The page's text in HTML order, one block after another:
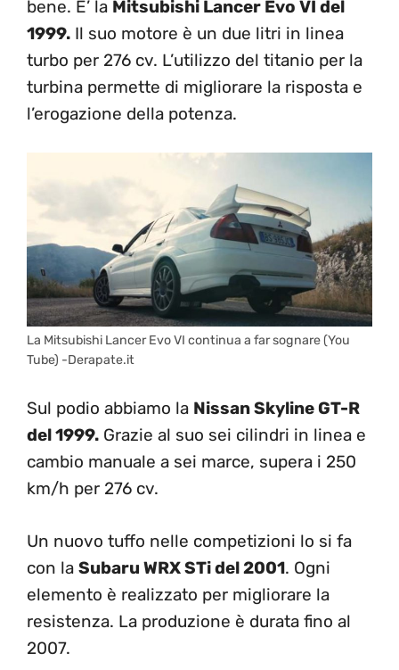
bene. E’ la Mitsubishi Lancer Evo VI del
1999. Il suo motore è un due litri in linea
turbo per 276 cv. L’utilizzo del titanio per la
turbina permette di migliorare la risposta e
l’erogazione della potenza.
La Mitsubishi Lancer Evo VI continua a far sognare (You
Tube) -Derapate.it
Sul podio abbiamo la Nissan Skyline GT-R
del 1999. Grazie al suo sei cilindri in linea e
cambio manuale a sei marce, supera i 250
km/h per 276 cv.
Un nuovo tuffo nelle competizioni lo si fa
con la Subaru WRX STi del 2001. Ogni
elemento è realizzato per migliorare la
resistenza. La produzione è durata fino al
2007.